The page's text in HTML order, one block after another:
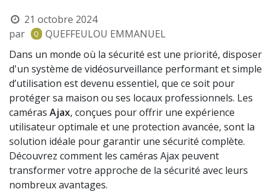
21 octobre 2024
par
QUEFFEULOU EMMANUEL
Dans un monde où la sécurité est une priorité, disposer
d'un système de vidéosurveillance performant et simple
d’utilisation est devenu essentiel, que ce soit pour
protéger sa maison ou ses locaux professionnels. Les
caméras Ajax, conçues pour offrir une expérience
utilisateur optimale et une protection avancée, sont la
solution idéale pour garantir une sécurité complète.
Découvrez comment les caméras Ajax peuvent
transformer votre approche de la sécurité avec leurs
nombreux avantages.